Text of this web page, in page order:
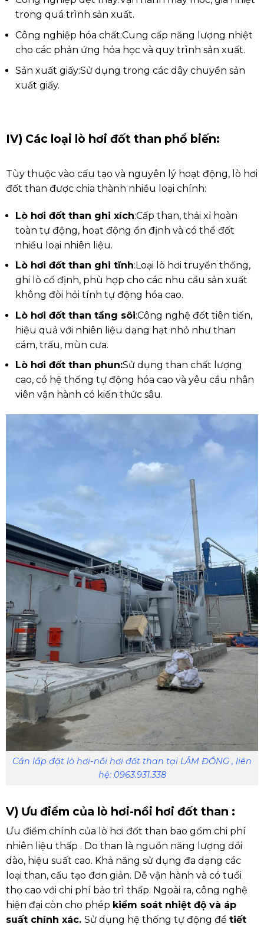
trong quá trình sản xuất.
Công nghiệp hóa chất:Cung cấp năng lượng nhiệt
cho các phản ứng hóa học và quy trình sản xuất.
Sản xuất giấy:Sử dụng trong các dây chuyền sản
xuất giấy.
IV) Các loại lò hơi đốt than phổ biến:
Tùy thuộc vào cấu tạo và nguyên lý hoạt động, lò hơi
đốt than được chia thành nhiều loại chính:
Lò hơi đốt than ghi xích:Cấp than, thải xỉ hoàn
toàn tự động, hoạt động ổn định và có thể đốt
nhiều loại nhiên liệu.
Lò hơi đốt than ghi tĩnh: Loại lò hơi truyền thống,
ghi lò cố định, phù hợp cho các nhu cầu sản xuất
không đòi hỏi tính tự động hóa cao.
Lò hơi đốt than tầng sôi:Công nghệ đốt tiên tiến,
hiệu quả với nhiên liệu dạng hạt nhỏ như than
cám, trấu, mùn cưa.
Lò hơi đốt than phun:Sử dụng than chất lượng
cao, có hệ thống tự động hóa cao và yêu cầu nhân
viên vận hành có kiến thức sâu.
Cần lắp đặt lò hơi-nồi hơi đốt than tại LÂM ĐỒNG , liên
hệ: 0963.931.338
V) Ưu điểm của lò hơi-nồi hơi đốt than :
Ưu điểm chính của lò hơi đốt than bao gồm chi phí
nhiên liệu thấp . Do than là nguồn năng lượng dồi
dào, hiệu suất cao. Khả năng sử dụng đa dạng các
loại than, cấu tạo đơn giản. Dễ vận hành và có tuổi
thọ cao với chi phí bảo trì thấp. Ngoài ra, công nghệ
hiện đại còn cho phép kiểm soát nhiệt độ và áp
suất chính xác. Sử dụng hệ thống tự động để tiết